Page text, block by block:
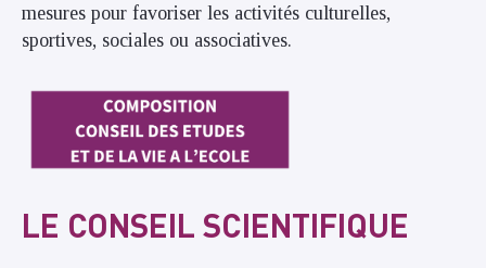
mesures pour favoriser les activités culturelles,
sportives, sociales ou associatives.
LE CONSEIL SCIENTIFIQUE